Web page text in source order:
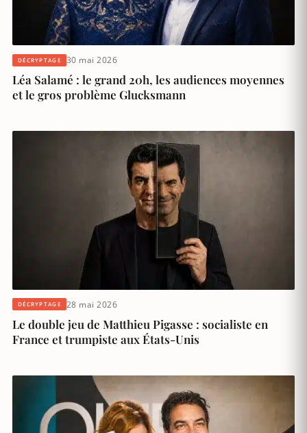
DÉCRYPTAGE 30 mai 2026
Léa Salamé : le grand 20h, les audiences moyennes
et le gros problème Glucksmann
DÉCRYPTAGE 28 mai 2026
Le double jeu de Matthieu Pigasse : socialiste en
France et trumpiste aux États-Unis